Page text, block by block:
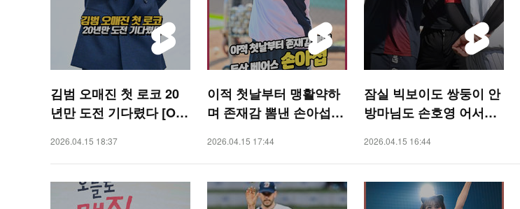
김범 오매진 첫 로코 20
년만 도전 기다렸다 [O!
2026.04.15 18:37
이적 첫날부터 맹활약하
며 존재감 뽐낸 손아섭
2026.04.15 17:44
잠실 빅보이도 쌍둥이 안
방마님도 손호영 어서와
2026.04.15 16:44